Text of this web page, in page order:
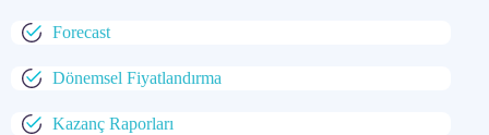
Forecast
Dönemsel Fiyatlandırma
Kazanç Raporları